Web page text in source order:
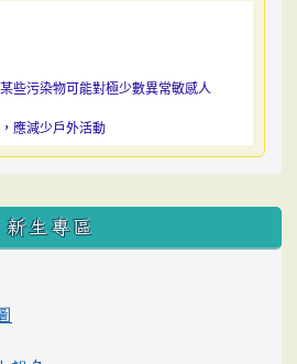
些污染物可能對極少數異常敏感人
應減少戶外活動
新生專區